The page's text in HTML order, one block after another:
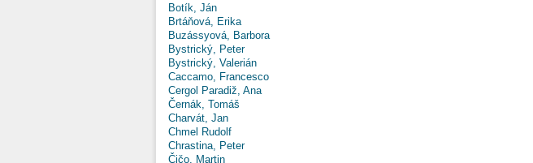
Botík, Ján
Brtáňová, Erika
Buzássyová, Barbora
Bystrický, Peter
Bystrický, Valerián
Caccamo, Francesco
Cergol Paradiž, Ana
Černák, Tomáš
Charvát, Jan
Chmel Rudolf
Chrastina, Peter
Čičo, Martin